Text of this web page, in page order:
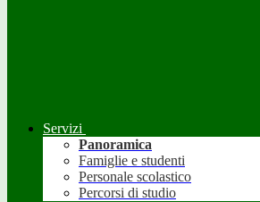
Servizi
Panoramica
Famiglie e studenti
Personale scolastico
Percorsi di studio